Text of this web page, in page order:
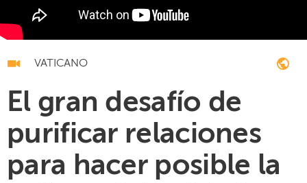
VATICANO
El gran desafío de
purificar relaciones
para hacer posible la